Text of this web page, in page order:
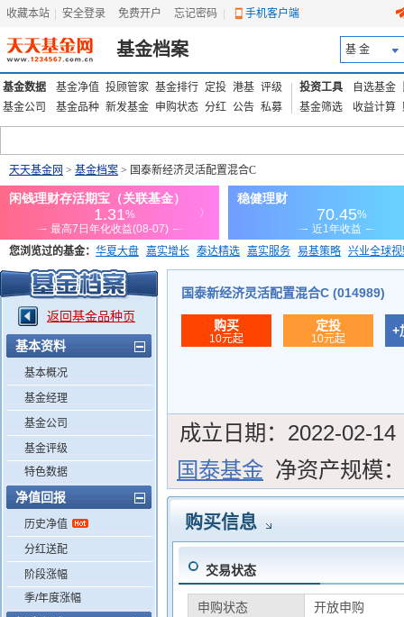
收藏本站 安全登录 免费开户 忘记密码 手机客户端
基金档案 基 金
基金数据 基金净值 投顾管家 基金排行 定投 港基 评级
基金公司
基金品种 新发基金 申购状态 分红 公告 私募
投资工具 自选基金
基金筛选
收益计算
天天基金网 > 基金档案 > 国泰新经济灵活配置混合C
您浏览过的基金： 华夏大盘 嘉实增长 泰达精选 嘉实服务 易基策略 兴业全球
添富优势 华安宏利 上证180价值ETF
返回基金品种页
基本资料
基本概况
基金经理
基金公司
基金评级
特色数据
净值回报
历史净值
分红送配
阶段涨幅
季/年度涨幅
国泰新经济灵活配置混合C (014989)
购买
10元起
定投
10元起
+
成立日期： 2022-02-14
国泰基金 净资产规模：
购买信息
交易状态
申购状态
开放申购